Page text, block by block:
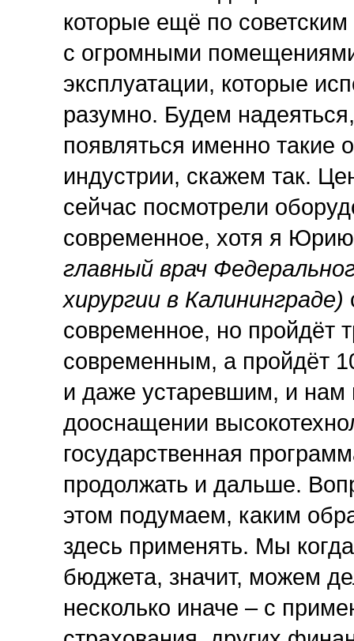
которые ещё по советским
с огромными
эксплуатации, которые
разумно. Будем
появляться именно такие
индустрии, скажем так.
сейчас посмотрели
современное, хотя я
главный врач
хирургии в Калининграде)
современное, но пройдёт
современным, а пройдёт
и даже устаревшим, и нам
дооснащении
государственная
продолжать и дальше.
этом подумаем, каким
здесь применять. Мы
бюджета, значит, можем
несколько иначе – с